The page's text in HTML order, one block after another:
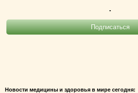
.
Новости медицины и здоровья в мире сегодня: